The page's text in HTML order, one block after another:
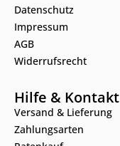
Datenschutz
Impressum
AGB
Widerrufsrecht
Hilfe & Kontakt
Versand & Lieferung
Zahlungsarten